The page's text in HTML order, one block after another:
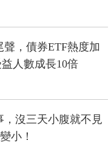
，債券ETF熱度加
人數成長10倍
，沒三天小腹就不見
小！